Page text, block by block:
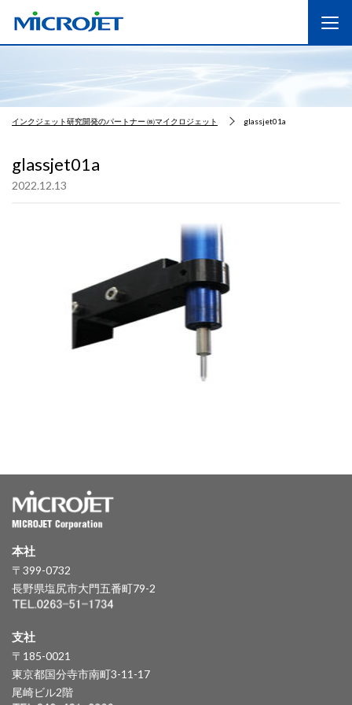
インクジェット研究開発のパートナー ㈱マイクロジェット glassjet01a
glassjet01a
2022.12.13
本社
〒399-0732
長野県塩尻市大門五番町79-2
支社
〒185-0021
東京都国分寺市南町3-11-17
尾崎ビル2階